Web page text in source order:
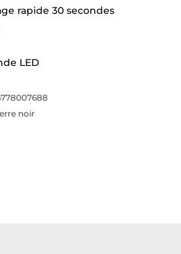
rapide 30 secondes
LED
noir